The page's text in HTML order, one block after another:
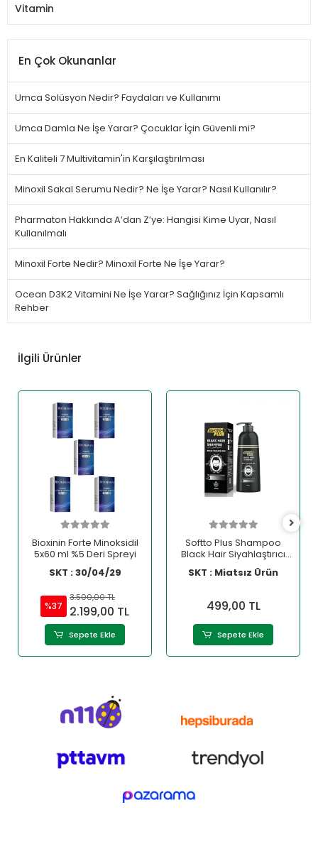
Vitamin
En Çok Okunanlar
Umca Solüsyon Nedir? Faydaları ve Kullanımı
Umca Damla Ne İşe Yarar? Çocuklar İçin Güvenli mi?
En Kaliteli 7 Multivitamin'in Karşılaştırılması
Minoxil Sakal Serumu Nedir? Ne İşe Yarar? Nasıl Kullanılır?
Pharmaton Hakkında A’dan Z’ye: Hangisi Kime Uyar, Nasıl
Kullanılmalı
Minoxil Forte Nedir? Minoxil Forte Ne İşe Yarar?
Ocean D3K2 Vitamini Ne İşe Yarar? Sağlığınız İçin Kapsamlı
Rehber
İlgili Ürünler
Bioxinin Forte Minoksidil
5x60 ml %5 Deri Spreyi
SKT : 30/04/29
%37
3.500,00 TL
2.199,00 TL
Sepete Ekle
Softto Plus Shampoo
Black Hair Siyahlaştırıcı
350 Ml
SKT : Miatsız Ürün
499,00 TL
Sepete Ekle